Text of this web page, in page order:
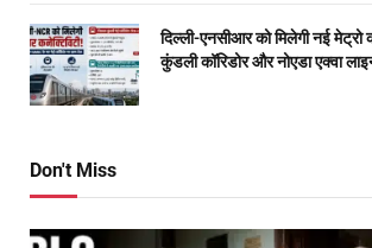
दिल्ली-एनसीआर को मिलेगी नई मेट्रो
कुंडली कॉरिडोर और नोएडा एक्वा
Don't Miss